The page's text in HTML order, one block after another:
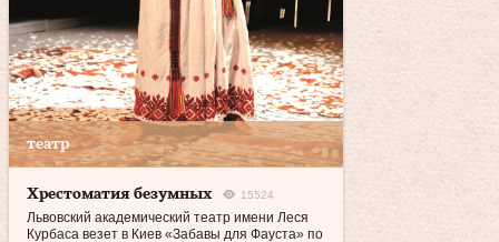
театр
Хрестоматия безумных 15524
Львовский академический театр имени Леся
Курбаса везет в Киев «Забавы для Фауста» по